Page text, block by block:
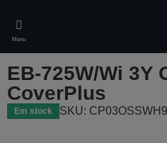
main
content
Menu
EB-725W/Wi 3Y
CoverPlus
Em stock SKU: